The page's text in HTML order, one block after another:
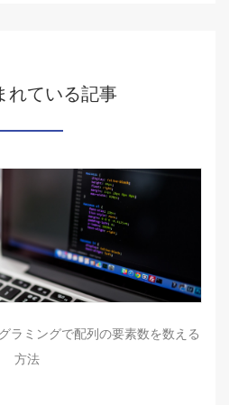
れている記事
ラミングで配列の要素数を数える
方法